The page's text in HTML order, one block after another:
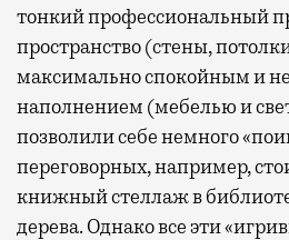
тонкий профессиональный
пространство (стены,
максимально спокойным и
наполнением (мебелью и
позволили себе немного
переговорных, например,
книжный стеллаж в
дерева. Однако все эти